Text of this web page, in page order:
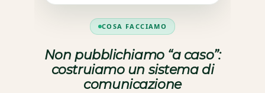
COSA FACCIAMO
Non pubblichiamo “a caso”:
costruiamo un sistema di
comunicazione